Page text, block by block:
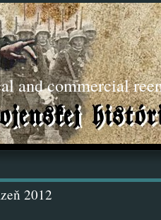
commercial
2012